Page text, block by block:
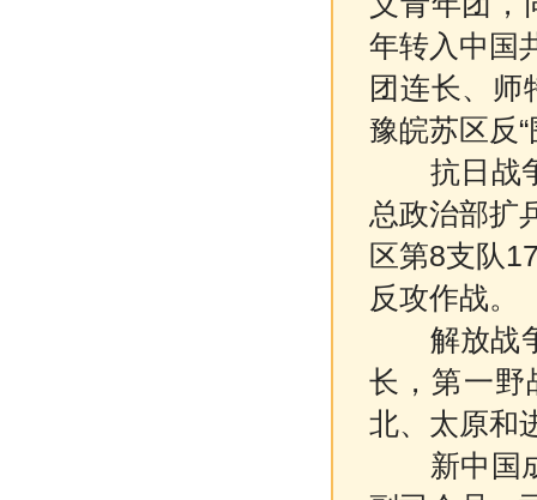
年转入中国
团连长、师
豫皖苏区反
抗日战争
总政治部扩
区第8支队
反攻作战。
解放战争
长，第一野
北、太原和
新中国成